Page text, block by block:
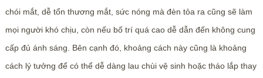
chói mắt, dễ tổn thương mắt, sức nóng mà đèn tỏa ra cũng sẽ làm
mọi người khó chịu, còn nếu bố trí quá cao dễ dẫn đến không cung
cấp đủ ánh sáng. Bên cạnh đó, khoảng cách này cũng là khoảng
cách lý tưởng để có thể dễ dàng lau chùi vệ sinh hoặc tháo lắp thay